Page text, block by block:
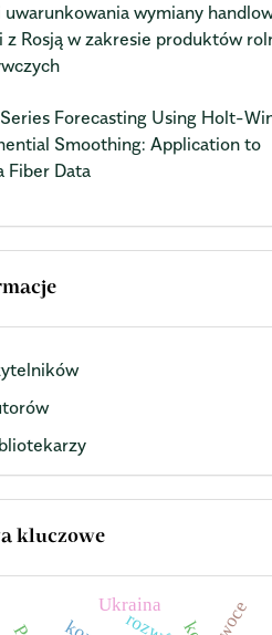
uwarunkowania wymiany
z Rosją w zakresie produktów
Forecasting Using Holt-
Smoothing: Application to
Fiber Data
kluczowe
owoce
Ukraina